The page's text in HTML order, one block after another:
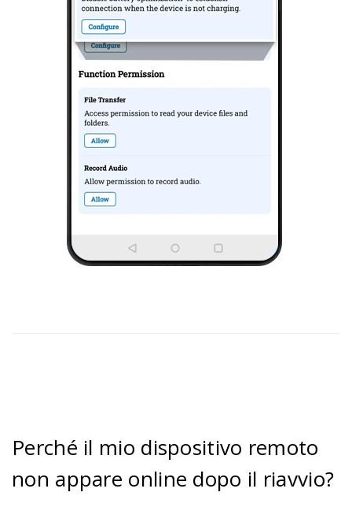
Perché il mio dispositivo remoto
non appare online dopo il riavvio?